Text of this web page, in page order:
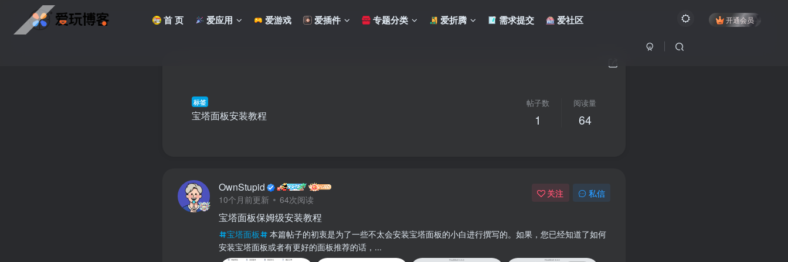
首 页 爱应用 爱游戏 爱插件 专题分类 爱折腾 需求提交 爱社区 开通会员
标签
宝塔面板安装教程
帖子数
1
阅读量
64
OwnStupid
10个月前更新 64次阅读
关注 私信
宝塔面板保姆级安装教程
宝塔面板
本篇帖子的初衷是为了一些不太会安装宝塔面板的小白进行撰写的。如果，您已经知道了如何
安装宝塔面板或者有更好的面板推荐的话，...